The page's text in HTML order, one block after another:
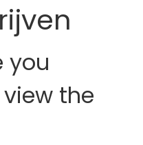
you
the